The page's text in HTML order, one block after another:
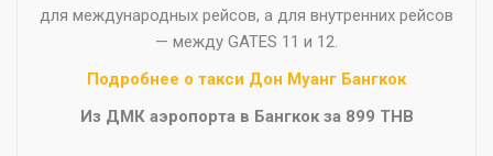
для международных рейсов, а для внутренних рейсов
— между GATES 11 и 12.
Подробнее о такси Дон Муанг Бангкок
Из ДМК аэропорта в Бангкок за 899 THB